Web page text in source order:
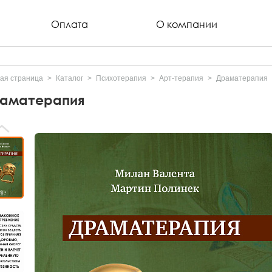
Оплата О компании
страница Каталог Психотерапия Арт-терапия Драматерапия